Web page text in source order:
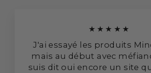
★★★★★
J'ai essayé les produits
mais au début avec
suis dit oui encore un site